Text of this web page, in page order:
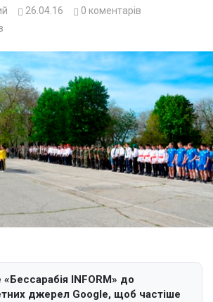
26.04.16 0 коментарів
INFORM» до
джерел Google, щоб частіше